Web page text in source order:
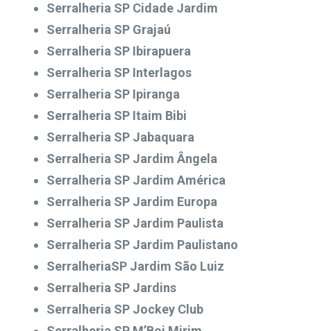
Serralheria SP Cidade Jardim
Serralheria SP Grajaú
Serralheria SP Ibirapuera
Serralheria SP Interlagos
Serralheria SP Ipiranga
Serralheria SP Itaim Bibi
Serralheria SP Jabaquara
Serralheria SP Jardim Ângela
Serralheria SP Jardim América
Serralheria SP Jardim Europa
Serralheria SP Jardim Paulista
Serralheria SP Jardim Paulistano
SerralheriaSP Jardim São Luiz
Serralheria SP Jardins
Serralheria SP Jockey Club